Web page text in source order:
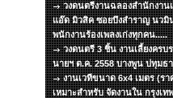
วงดนตรีงานฉลองสำนักงาน
แอ๊ด มิวสิค ซอยบึงสำราญ นว
พนักงานร้องเพลงเก่งทุกคน.....
วงดนตรี 3 ชิ้น งานเลี้ยงคร
นายฯ ต.ค. 2558 บางพูน ปทุมธ
งานเวทีขนาด 6x4 เมตร (ร
เหมาะสำหรับ จัดงานใน กรุงเท